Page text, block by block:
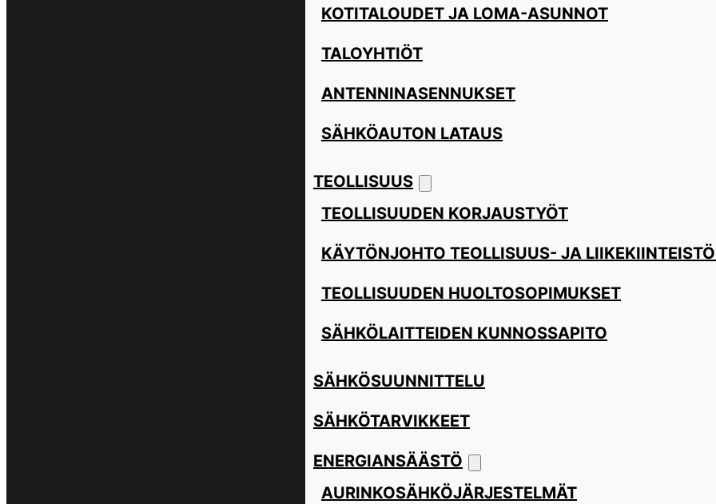
KOTITALOUDET JA LOMA-ASUNNOT
TALOYHTIÖT
ANTENNINASENNUKSET
SÄHKÖAUTON LATAUS
TEOLLISUUS
TEOLLISUUDEN KORJAUSTYÖT
KÄYTÖNJOHTO TEOLLISUUS- JA
TEOLLISUUDEN HUOLTOSOPIMUKSET
SÄHKÖLAITTEIDEN KUNNOSSAPITO
SÄHKÖSUUNNITTELU
SÄHKÖTARVIKKEET
ENERGIANSÄÄSTÖ
AURINKOSÄHKÖJÄRJESTELMÄT